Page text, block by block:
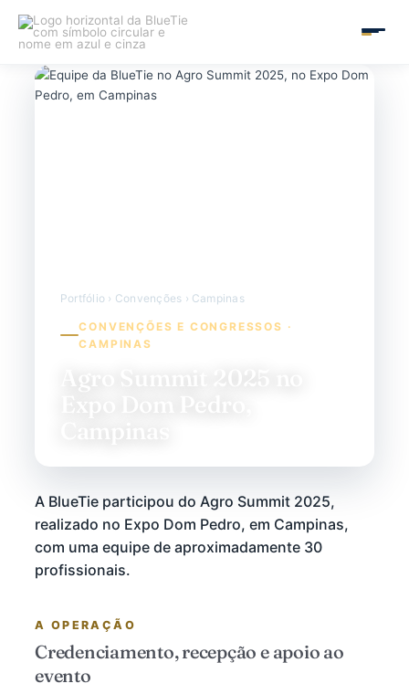
para
conteúdo
Portfólio › Convenções › Campinas
CONVENÇÕES E CONGRESSOS ·
CAMPINAS
A BlueTie participou do Agro Summit 2025,
realizado no Expo Dom Pedro, em Campinas,
com uma equipe de aproximadamente 30
profissionais.
A OPERAÇÃO
Credenciamento, recepção e apoio ao
evento